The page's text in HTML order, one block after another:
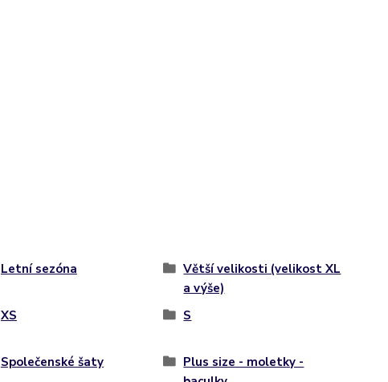
Letní sezóna
Větší velikosti (velikost XL
a výše)
XS S
Společenské šaty
Plus size - moletky -